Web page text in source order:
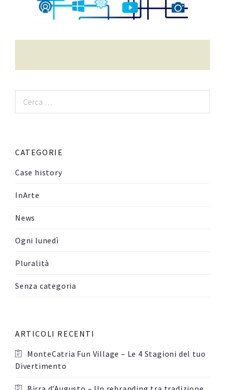
Raffaele Gerardi
per:
CATEGORIE
Case history
InArte
News
Ogni lunedì
Pluralità
Senza categoria
ARTICOLI RECENTI
MonteCatria Fun Village – Le 4 Stagioni del tuo
Divertimento